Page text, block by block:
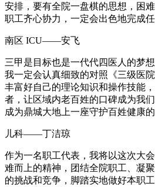
安排，要有全院一盘棋的思想，困
职工齐心协力，一定会出色地完成任
南区 ICU——安飞
三甲是目标也是一代代四医人的梦
我一定会认真细致的对照《三级医
丰富好自己的理论知识和操作技能
者，让区域内老百姓的口碑成为我
成为鼎城大地上一座守护百姓健康的
儿科——丁洁琼
作为一名职工代表，我将以这次大
难而上的精神，团结全院职工、凝
的挑战和竞争，脚踏实地做好本职